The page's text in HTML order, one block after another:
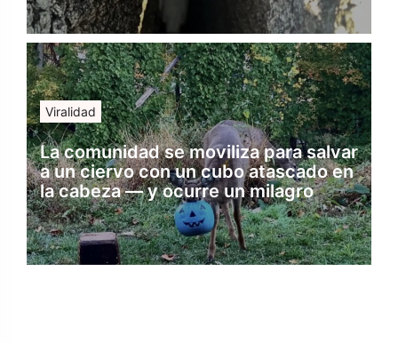
Viralidad
La comunidad se moviliza para salvar
a un ciervo con un cubo atascado en
la cabeza — y ocurre un milagro